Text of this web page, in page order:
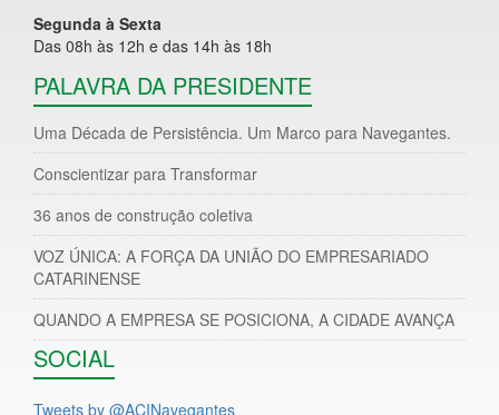
Segunda à Sexta
Das 08h às 12h e das 14h às 18h
PALAVRA DA PRESIDENTE
Uma Década de Persistência. Um Marco para Navegantes.
Conscientizar para Transformar
36 anos de construção coletiva
VOZ ÚNICA: A FORÇA DA UNIÃO DO EMPRESARIADO
CATARINENSE
QUANDO A EMPRESA SE POSICIONA, A CIDADE AVANÇA
SOCIAL
Tweets by @ACINavegantes